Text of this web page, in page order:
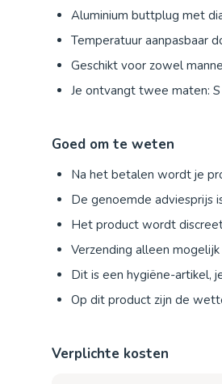
Aluminium buttplug met
Temperatuur aanpasbaar
Geschikt voor zowel
Je ontvangt twee maten:
Goed om te weten
Na het betalen wordt je
De genoemde adviesprijs
Het product wordt
Verzending alleen
Dit is een hygiëne-artikel,
Op dit product zijn de
Verplichte kosten